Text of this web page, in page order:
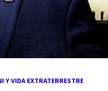
Y VIDA EXTRATERRESTRE